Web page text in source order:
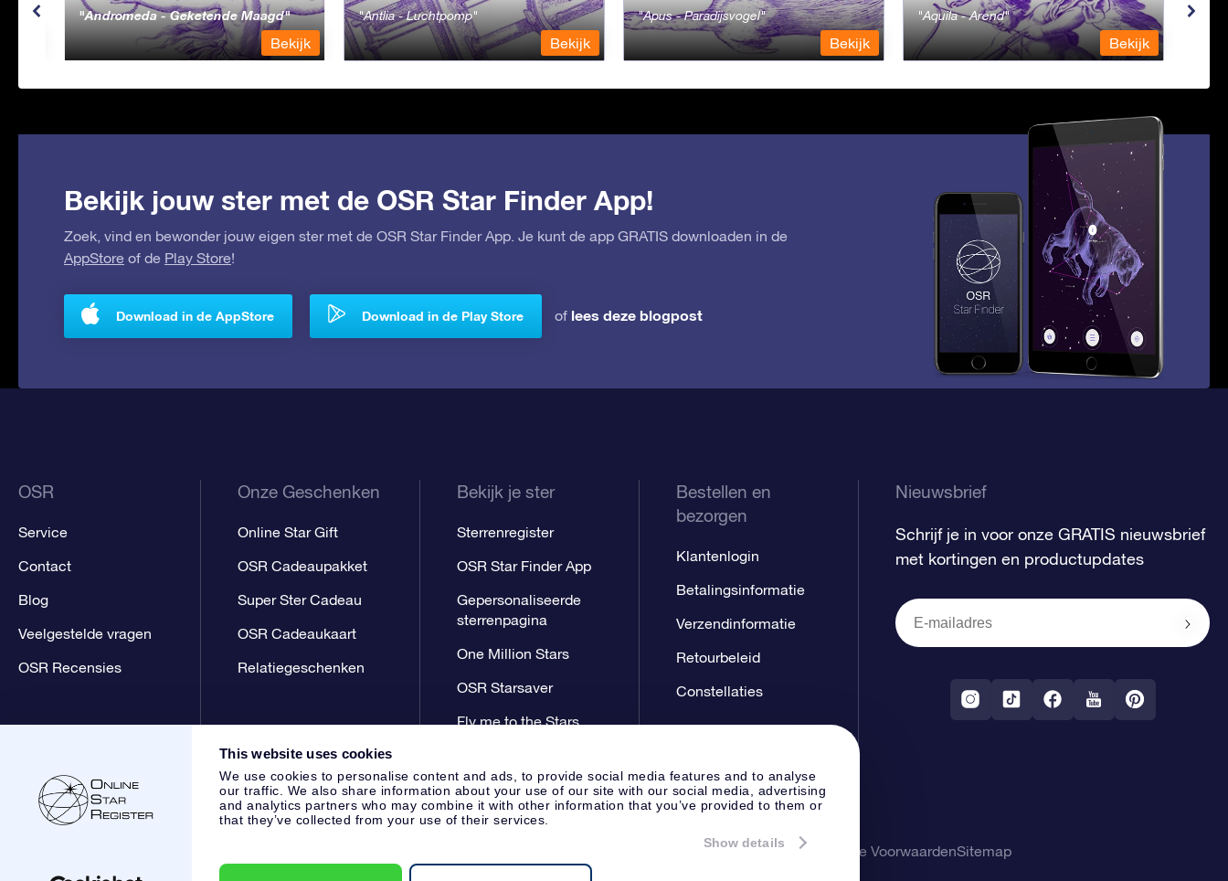
This website uses cookies
We use cookies to personalise content and ads, to provide social media features and to analyse
our traffic. We also share information about your use of our site with our social media, advertising
and analytics partners who may combine it with other information that you’ve provided to them or
that they’ve collected from your use of their services.
Show details
Andromeda - Geketende Maagd
Bekijk
Antlia - Luchtpomp
Bekijk
Apus - Paradijsvogel
Bekijk
Aquila - Arend
Bekijk
Bekijk jouw ster met de OSR Star Finder App!
Zoek, vind en bewonder jouw eigen ster met de OSR Star Finder App. Je kunt de app GRATIS downloaden in de
AppStore of de Play Store!
Download in de AppStore Download in de Play Store of lees deze blogpost
OSR
Service
Contact
Blog
Veelgestelde vragen
OSR Recensies
Onze Geschenken
Online Star Gift
OSR Cadeaupakket
Super Ster Cadeau
OSR Cadeaukaart
Relatiegeschenken
Bekijk je ster
Sterrenregister
OSR Star Finder App
Gepersonaliseerde
sterrenpagina
One Million Stars
OSR Starsaver
Fly me to the Stars
Bestellen en
bezorgen
Klantenlogin
Betalingsinformatie
Verzendinformatie
Retourbeleid
Constellaties
Nieuwsbrief
Schrijf je in voor onze GRATIS nieuwsbrief
met kortingen en productupdates
PrivacyverklaringAlgemene VoorwaardenSitemap